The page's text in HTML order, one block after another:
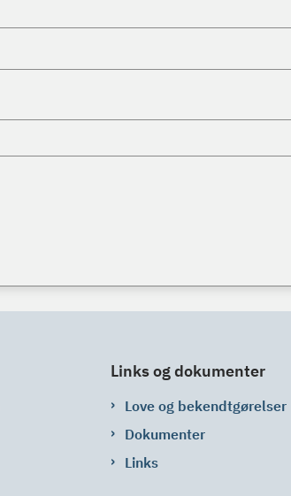
Links og dokumenter
Love og bekendtgørelser
Dokumenter
Links